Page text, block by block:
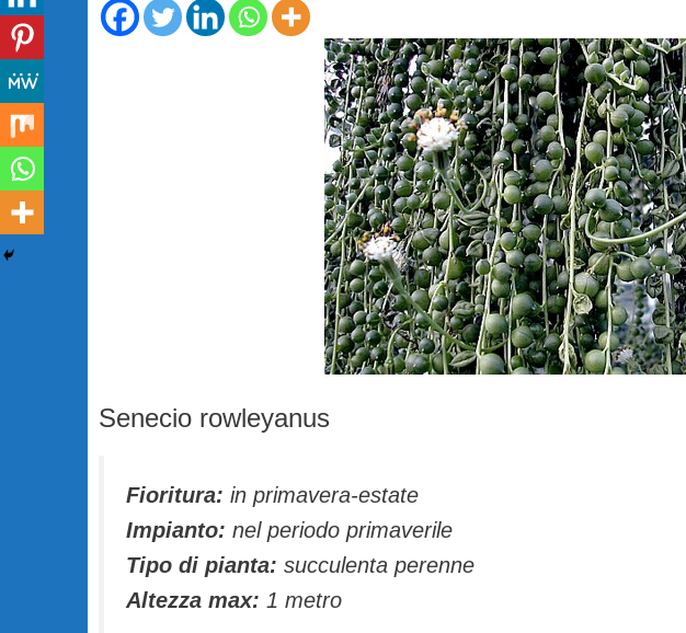
Senecio rowleyanus
Fioritura: in primavera-estate
Impianto: nel periodo primaverile
Tipo di pianta: succulenta perenne
Altezza max: 1 metro